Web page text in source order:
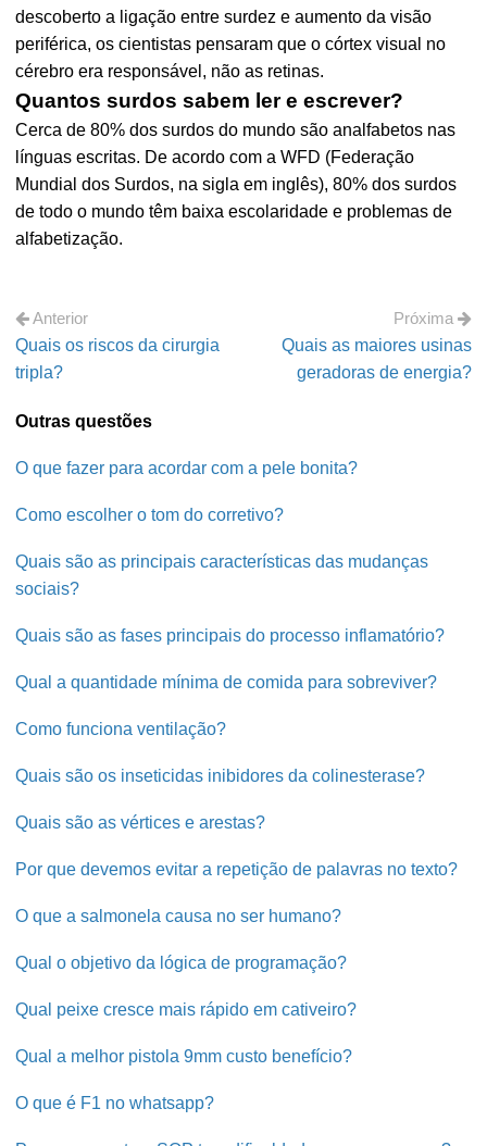
descoberto a ligação entre surdez e aumento da visão
periférica, os cientistas pensaram que o córtex visual no
cérebro era responsável, não as retinas.
Quantos surdos sabem ler e escrever?
Cerca de 80% dos surdos do mundo são analfabetos nas
línguas escritas. De acordo com a WFD (Federação
Mundial dos Surdos, na sigla em inglês), 80% dos surdos
de todo o mundo têm baixa escolaridade e problemas de
alfabetização.
Anterior
Quais os riscos da cirurgia
tripla?
Próxima
Quais as maiores usinas
geradoras de energia?
Outras questões
O que fazer para acordar com a pele bonita?
Como escolher o tom do corretivo?
Quais são as principais características das mudanças
sociais?
Quais são as fases principais do processo inflamatório?
Qual a quantidade mínima de comida para sobreviver?
Como funciona ventilação?
Quais são os inseticidas inibidores da colinesterase?
Quais são as vértices e arestas?
Por que devemos evitar a repetição de palavras no texto?
O que a salmonela causa no ser humano?
Qual o objetivo da lógica de programação?
Qual peixe cresce mais rápido em cativeiro?
Qual a melhor pistola 9mm custo benefício?
O que é F1 no whatsapp?